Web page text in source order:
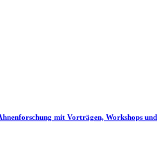
mit Vorträgen, Workshops und